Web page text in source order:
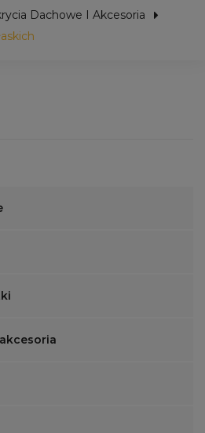
Dachowe I Akcesoria